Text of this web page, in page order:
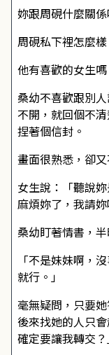
妳跟周硯什麼關係
周硯私下裡怎麼樣
他有喜歡的女生嗎
桑幼不喜歡跟別
不開，就回個不
捏著個信封。
畫面很熟悉，卻
女生說：「聽說
麻煩妳了，我請妳
桑幼盯著情書，
「不是妹妹啊，
就行。」
毫無疑問，只要
後來找她的人只
確定要讓我轉交？